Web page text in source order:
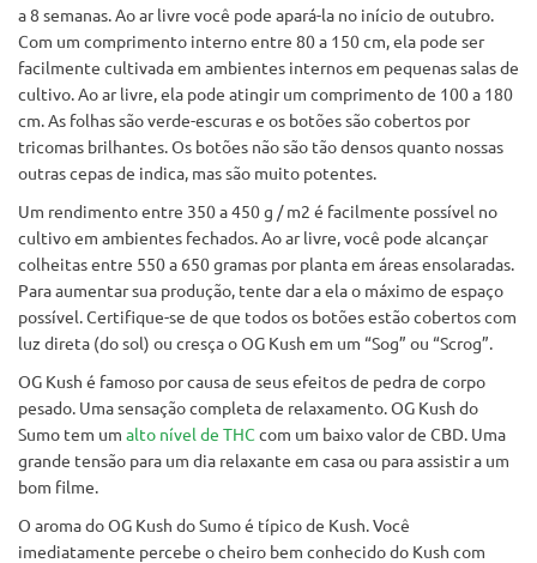
a 8 semanas. Ao ar livre você pode apará-la no início de outubro.
Com um comprimento interno entre 80 a 150 cm, ela pode ser
facilmente cultivada em ambientes internos em pequenas salas de
cultivo. Ao ar livre, ela pode atingir um comprimento de 100 a 180
cm. As folhas são verde-escuras e os botões são cobertos por
tricomas brilhantes. Os botões não são tão densos quanto nossas
outras cepas de indica, mas são muito potentes.
Um rendimento entre 350 a 450 g / m2 é facilmente possível no
cultivo em ambientes fechados. Ao ar livre, você pode alcançar
colheitas entre 550 a 650 gramas por planta em áreas ensolaradas.
Para aumentar sua produção, tente dar a ela o máximo de espaço
possível. Certifique-se de que todos os botões estão cobertos com
luz direta (do sol) ou cresça o OG Kush em um “Sog” ou “Scrog”.
OG Kush é famoso por causa de seus efeitos de pedra de corpo
pesado. Uma sensação completa de relaxamento. OG Kush do
Sumo tem um alto nível de THC com um baixo valor de CBD. Uma
grande tensão para um dia relaxante em casa ou para assistir a um
bom filme.
O aroma do OG Kush do Sumo é típico de Kush. Você
imediatamente percebe o cheiro bem conhecido do Kush com